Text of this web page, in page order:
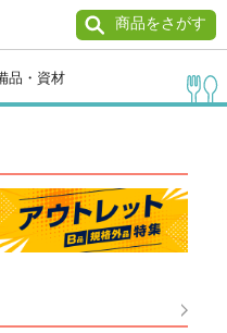
商品をさがす
品・資材